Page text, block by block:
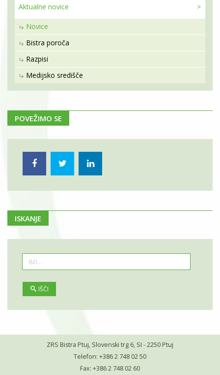
Aktualne novice
Novice
Bistra poroča
Razpisi
Medijsko središče
POVEŽIMO SE
ISKANJE
IŠČI
ZRS Bistra Ptuj, Slovenski trg 6, SI - 2250 Ptuj
Telefon: +386 2 748 02 50
Fax: +386 2 748 02 60